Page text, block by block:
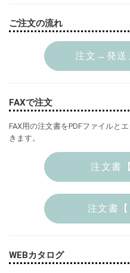
ご注文の流れ
注文→発送
FAXで注文
FAX用の注文書をPDFファイルと
きます。
注文書
注文書
WEBカタログ